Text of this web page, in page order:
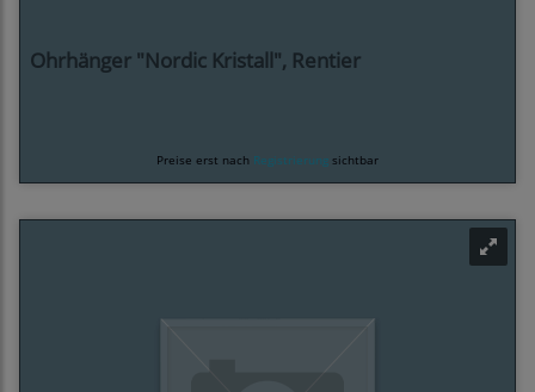
Ohrhänger "Nordic Kristall", Rentier
Preise erst nach Registrierung sichtbar